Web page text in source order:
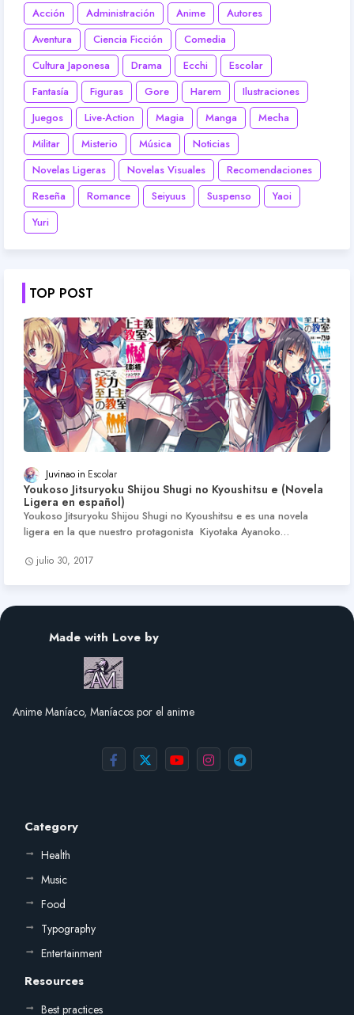
Acción Administración Anime
Autores
Aventura
Ciencia Ficción
Comedia
Cultura Japonesa
Drama Ecchi
Escolar
Fantasía
Figuras Gore Harem
Ilustraciones
Juegos
Live-Action Magia Manga
Mecha
Militar
Misterio Música
Noticias
Novelas Ligeras
Novelas Visuales
Recomendaciones
Reseña
Romance Seiyuus Suspenso
Yaoi
Yuri
TOP POST
Juvinao Escolar
Youkoso Jitsuryoku Shijou Shugi no Kyoushitsu e (Novela
Ligera en español)
Youkoso Jitsuryoku Shijou Shugi no Kyoushitsu e es una novela
ligera en la que nuestro protagonista Kiyotaka Ayanoko…
julio 30, 2017
Made with Love by
Anime Maníaco, Maníacos por el anime
Category
Health
Music
Food
Typography
Entertainment
Resources
Best practices